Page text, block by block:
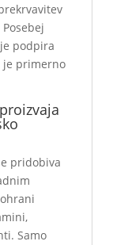
podpira
je primerno
pridobiva
Samo